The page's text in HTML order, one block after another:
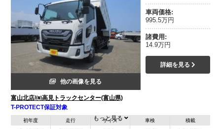
他の画像を見る
富山北店/㈲高見トラックセンター(富山県)
T-PROTECT保証対象
車両価格:
995.5万円
諸費用:
14.9万円
詳細を見る
初年度 走行 サイズ 車検 積載
もっと見る